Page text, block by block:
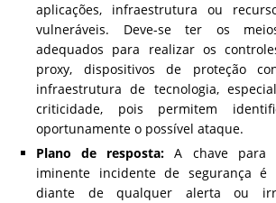
aplicações, infraestrutura ou
vulneráveis. Deve-se ter os
adequados para realizar os
proxy, dispositivos de proteção
infraestrutura de tecnologia,
criticidade, pois permitem
oportunamente o possível ataque.
Plano de resposta: A chave para
iminente incidente de segurança é
diante de qualquer alerta ou